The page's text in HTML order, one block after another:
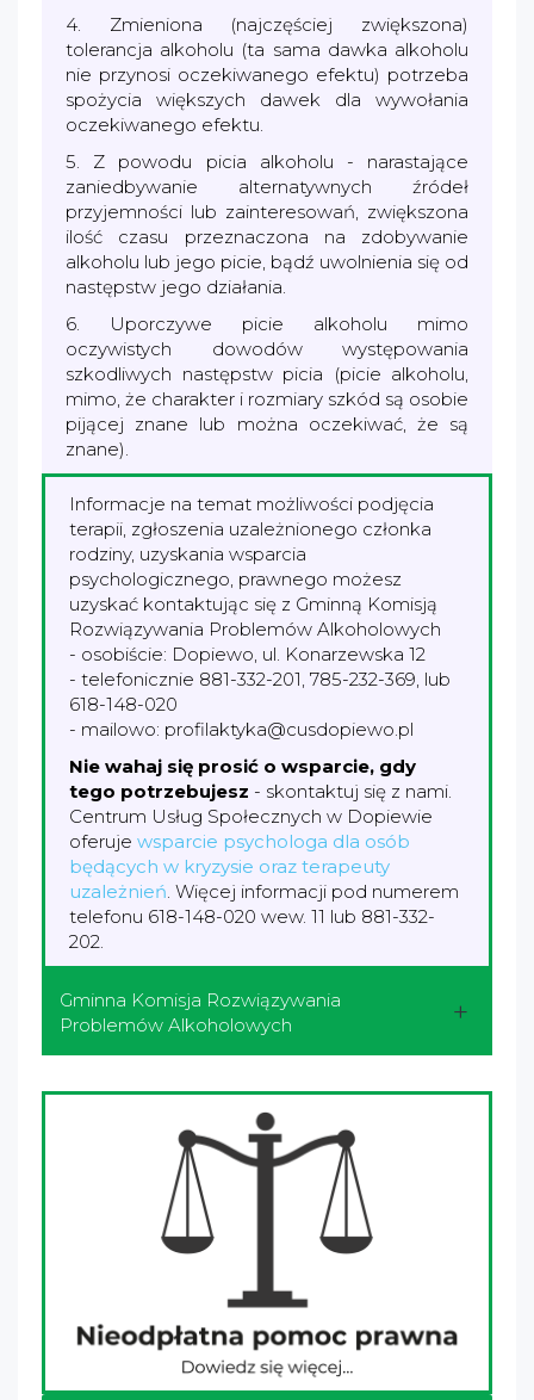
4. Zmieniona (najczęściej zwiększona)
tolerancja alkoholu (ta sama dawka alkoholu
nie przynosi oczekiwanego efektu) potrzeba
spożycia większych dawek dla wywołania
oczekiwanego efektu.
5. Z powodu picia alkoholu - narastające
zaniedbywanie alternatywnych źródeł
przyjemności lub zainteresowań, zwiększona
ilość czasu przeznaczona na zdobywanie
alkoholu lub jego picie, bądź uwolnienia się od
następstw jego działania.
6. Uporczywe picie alkoholu mimo
oczywistych dowodów występowania
szkodliwych następstw picia (picie alkoholu,
mimo, że charakter i rozmiary szkód są osobie
pijącej znane lub można oczekiwać, że są
znane).
Informacje na temat możliwości podjęcia
terapii, zgłoszenia uzależnionego członka
rodziny, uzyskania wsparcia
psychologicznego, prawnego możesz
uzyskać kontaktując się z Gminną Komisją
Rozwiązywania Problemów Alkoholowych
- osobiście: Dopiewo, ul. Konarzewska 12
- telefonicznie 881-332-201, 785-232-369, lub
618-148-020
- mailowo: profilaktyka@cusdopiewo.pl
Nie wahaj się prosić o wsparcie, gdy
tego potrzebujesz - skontaktuj się z nami.
Centrum Usług Społecznych w Dopiewie
oferuje wsparcie psychologa dla osób
będących w kryzysie oraz terapeuty
uzależnień Więcej informacji pod numerem
telefonu 618-148-020 wew. 11 lub 881-332-
202.
Gminna Komisja Rozwiązywania
Problemów Alkoholowych